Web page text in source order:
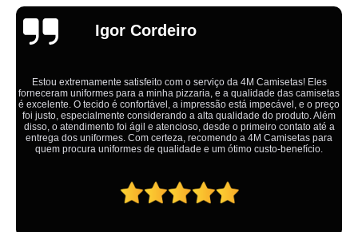
Emília
Ótimo atendimento,todos muito educados, prestativos e que colocam o
cliente em primeiro lugar. Qualquer lugar tem problemas,isso é fato, mas
aqui na 4M tudo é resolvido com calma e de forma que todos saem
ganhando no final.